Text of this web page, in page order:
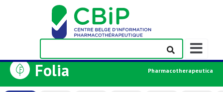
Afficher/
la
de
navigation
Folia Pharmacotherapeutica